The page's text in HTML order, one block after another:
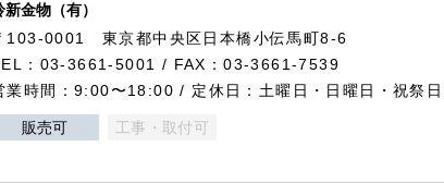
新金物（有）
103-0001 東京都中央区日本橋小伝馬町8-6
：03-3661-5001 / FAX：03-3661-7539
業時間：9:00〜18:00 / 定休日：土曜日・日曜日・祝祭日
販売可 工事・取付可